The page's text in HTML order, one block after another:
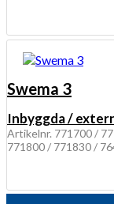
Swema 3
Inbyggda /
Artikelnr. 771700 /
771800 / 771830 /